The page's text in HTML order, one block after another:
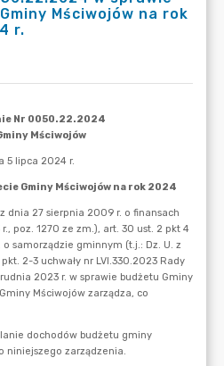
Mściwojów na rok
r.